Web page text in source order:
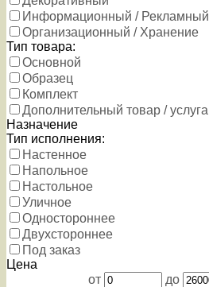
Информационный / Рекламный
Организационный / Хранение
Тип товара:
Основной
Образец
Комплект
Дополнительный товар / услуга
Назначение
Тип исполнения:
Настенное
Напольное
Настольное
Уличное
Одностороннее
Двухстороннее
Под заказ
Цена
от
до